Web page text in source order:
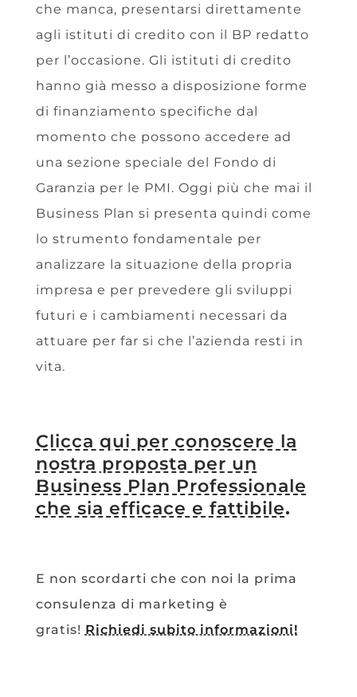
che manca, presentarsi direttamente
agli istituti di credito con il BP redatto
per l’occasione. Gli istituti di credito
hanno già messo a disposizione forme
di finanziamento specifiche dal
momento che possono accedere ad
una sezione speciale del Fondo di
Garanzia per le PMI. Oggi più che mai il
Business Plan si presenta quindi come
lo strumento fondamentale per
analizzare la situazione della propria
impresa e per prevedere gli sviluppi
futuri e i cambiamenti necessari da
attuare per far si che l’azienda resti in
vita.
Clicca qui per conoscere la
nostra proposta per un
Business Plan Professionale
che sia efficace e fattibile.
E non scordarti che con noi la prima
consulenza di marketing è
gratis! Richiedi subito informazioni!